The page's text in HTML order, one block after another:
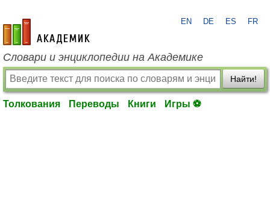
academic.ru
EN DE ES FR
Словари и энциклопедии на Академике
Найти!
Толкования Переводы Книги Игры ⚽